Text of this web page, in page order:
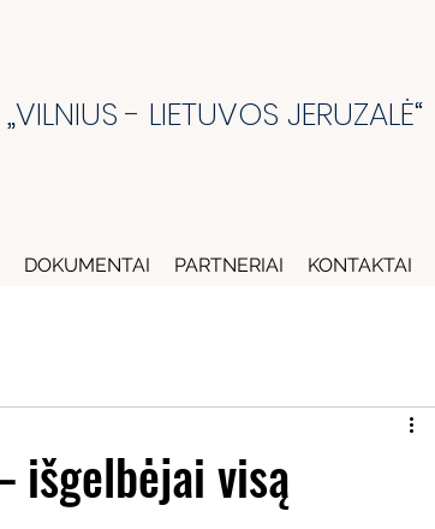
- LIETUVOS JERUZALĖ“
DOKUMENTAI PARTNERIAI KONTAKTAI
išgelbėjai visą